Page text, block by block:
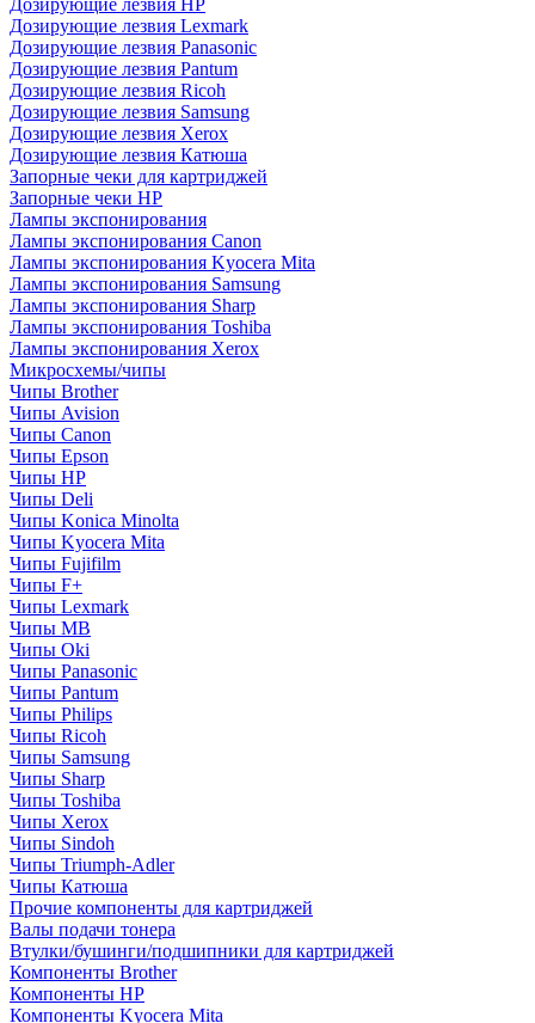
Дозирующие лезвия HP
Дозирующие лезвия Lexmark
Дозирующие лезвия Panasonic
Дозирующие лезвия Pantum
Дозирующие лезвия Ricoh
Дозирующие лезвия Samsung
Дозирующие лезвия Xerox
Дозирующие лезвия Катюша
Запорные чеки для картриджей
Запорные чеки HP
Лампы экспонирования
Лампы экспонирования Canon
Лампы экспонирования Kyocera Mita
Лампы экспонирования Samsung
Лампы экспонирования Sharp
Лампы экспонирования Toshiba
Лампы экспонирования Xerox
Микросхемы/чипы
Чипы Brother
Чипы Avision
Чипы Canon
Чипы Epson
Чипы HP
Чипы Deli
Чипы Konica Minolta
Чипы Kyocera Mita
Чипы Fujifilm
Чипы F+
Чипы Lexmark
Чипы MB
Чипы Oki
Чипы Panasonic
Чипы Pantum
Чипы Philips
Чипы Ricoh
Чипы Samsung
Чипы Sharp
Чипы Toshiba
Чипы Xerox
Чипы Sindoh
Чипы Triumph-Adler
Чипы Катюша
Прочие компоненты для картриджей
Валы подачи тонера
Втулки/бушинги/подшипники для картриджей
Компоненты Brother
Компоненты HP
Компоненты Kyocera Mita